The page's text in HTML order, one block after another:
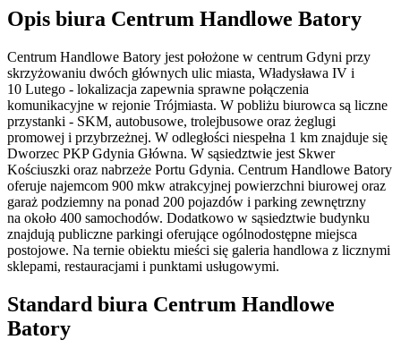
Opis biura Centrum Handlowe Batory
Centrum Handlowe Batory jest położone w centrum Gdyni przy
skrzyżowaniu dwóch głównych ulic miasta, Władysława IV i
10 Lutego - lokalizacja zapewnia sprawne połączenia
komunikacyjne w rejonie Trójmiasta. W pobliżu biurowca są liczne
przystanki - SKM, autobusowe, trolejbusowe oraz żeglugi
promowej i przybrzeżnej. W odległości niespełna 1 km znajduje się
Dworzec PKP Gdynia Główna. W sąsiedztwie jest Skwer
Kościuszki oraz nabrzeże Portu Gdynia. Centrum Handlowe Batory
oferuje najemcom 900 mkw atrakcyjnej powierzchni biurowej oraz
garaż podziemny na ponad 200 pojazdów i parking zewnętrzny
na około 400 samochodów. Dodatkowo w sąsiedztwie budynku
znajdują publiczne parkingi oferujące ogólnodostępne miejsca
postojowe. Na ternie obiektu mieści się galeria handlowa z licznymi
sklepami, restauracjami i punktami usługowymi.
Standard biura Centrum Handlowe
Batory